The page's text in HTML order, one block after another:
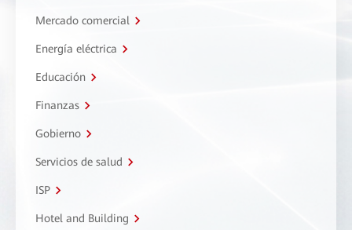
Mercado comercial
Energía eléctrica
Educación
Finanzas
Gobierno
Servicios de salud
ISP
Hotel and Building